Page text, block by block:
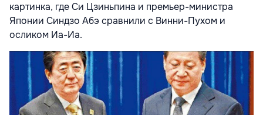
картинка, где Си Цзиньпина и премьер-министра
Японии Синдзо Абэ сравнили с Винни-Пухом и
осликом Иа-Иа.